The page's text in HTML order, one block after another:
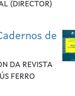
(DIRECTOR)
de
DA REVISTA
FERRO